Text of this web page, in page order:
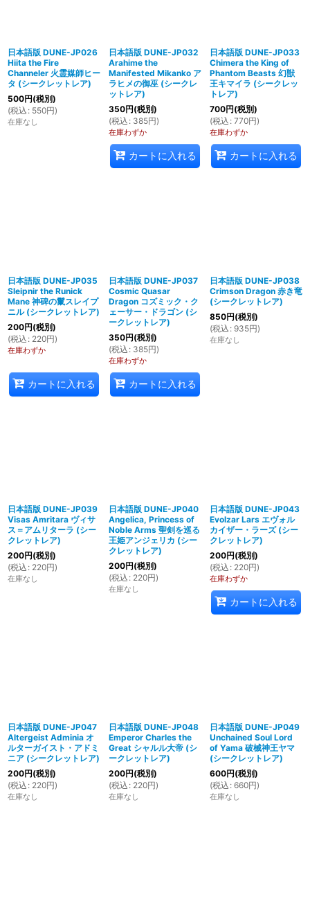
日本語版 DUNE-JP026
Hiita the Fire
Channeler 火霊媒師ヒー
タ (シークレットレア)
500円(税別)
(税込 : 550円)
在庫なし
日本語版 DUNE-JP032
Arahime the
Manifested Mikanko ア
ラヒメの御巫 (シークレ
ットレア)
350円(税別)
(税込 : 385円)
在庫わずか
カートに入れる
日本語版 DUNE-JP033
Chimera the King of
Phantom Beasts 幻獣
王キマイラ (シークレッ
トレア)
700円(税別)
(税込 : 770円)
在庫わずか
カートに入れる
日本語版 DUNE-JP035
Sleipnir the Runick
Mane 神碑の鬣スレイプ
ニル (シークレットレア)
200円(税別)
(税込 : 220円)
在庫わずか
カートに入れる
日本語版 DUNE-JP037
Cosmic Quasar
Dragon コズミック・ク
ェーサー・ドラゴン (シ
ークレットレア)
350円(税別)
(税込 : 385円)
在庫わずか
カートに入れる
日本語版 DUNE-JP038
Crimson Dragon 赤き竜
(シークレットレア)
850円(税別)
(税込 : 935円)
在庫なし
日本語版 DUNE-JP039
Visas Amritara ヴィサ
ス＝アムリターラ (シー
クレットレア)
200円(税別)
(税込 : 220円)
在庫なし
日本語版 DUNE-JP040
Angelica, Princess of
Noble Arms 聖剣を巡る
王姫アンジェリカ (シー
クレットレア)
200円(税別)
(税込 : 220円)
在庫なし
日本語版 DUNE-JP043
Evolzar Lars エヴォル
カイザー・ラーズ (シー
クレットレア)
200円(税別)
(税込 : 220円)
在庫わずか
カートに入れる
日本語版 DUNE-JP047
Altergeist Adminia オ
ルターガイスト・アドミ
ニア (シークレットレア)
200円(税別)
(税込 : 220円)
在庫なし
日本語版 DUNE-JP048
Emperor Charles the
Great シャルル大帝 (シ
ークレットレア)
200円(税別)
(税込 : 220円)
在庫なし
日本語版 DUNE-JP049
Unchained Soul Lord
of Yama 破械神王ヤマ
(シークレットレア)
600円(税別)
(税込 : 660円)
在庫なし